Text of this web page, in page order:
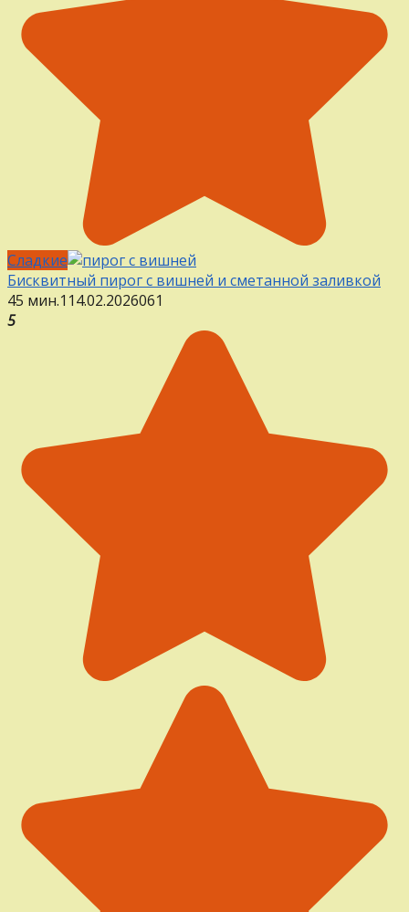
Сладкие
Бисквитный пирог с вишней и сметанной заливкой
45 мин.1 14.02.2026061
5